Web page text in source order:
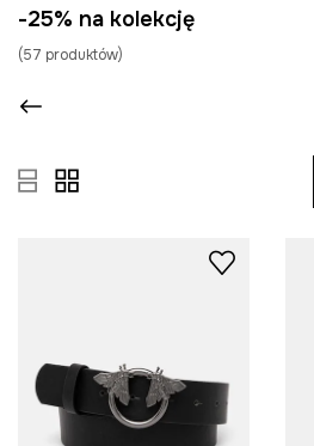
-25% na kolekcję
(57 produktów)